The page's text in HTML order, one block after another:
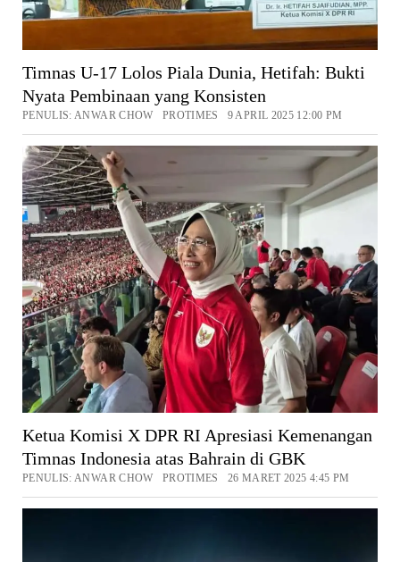
Timnas U-17 Lolos Piala Dunia, Hetifah: Bukti
Nyata Pembinaan yang Konsisten
PENULIS: ANWAR CHOW PROTIMES 9 APRIL 2025 12:00 PM
Ketua Komisi X DPR RI Apresiasi Kemenangan
Timnas Indonesia atas Bahrain di GBK
PENULIS: ANWAR CHOW PROTIMES 26 MARET 2025 4:45 PM